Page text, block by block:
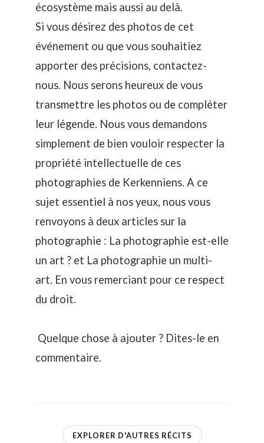
écosystème mais aussi au delà.
Si vous désirez des photos de cet
événement ou que vous souhaitiez
apporter des précisions, contactez-
nous. Nous serons heureux de vous
transmettre les photos ou de compléter
leur légende. Nous vous demandons
simplement de bien vouloir respecter la
propriété intellectuelle de ces
photographies de Kerkenniens. A ce
sujet essentiel à nos yeux, nous vous
renvoyons à deux articles sur la
photographie : La photographie est-elle
un art ? et La photographie un multi-
art. En vous remerciant pour ce respect
du droit.
Quelque chose à ajouter ? Dites-le en
commentaire.
EXPLORER D'AUTRES RÉCITS